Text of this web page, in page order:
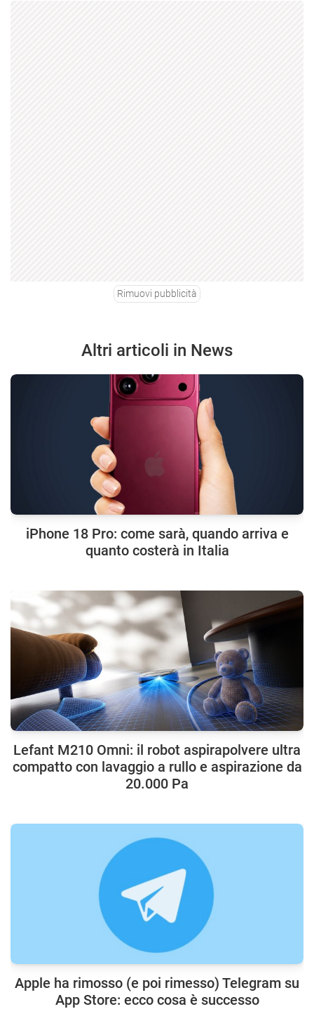
Rimuovi pubblicità
Altri articoli in News
iPhone 18 Pro: come sarà, quando arriva e
quanto costerà in Italia
Lefant M210 Omni: il robot aspirapolvere ultra
compatto con lavaggio a rullo e aspirazione da
20.000 Pa
Apple ha rimosso (e poi rimesso) Telegram su
App Store: ecco cosa è successo